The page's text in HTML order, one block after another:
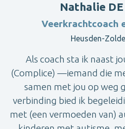
Nathalie DE
Veerkrachtcoach
Heusden-
Als coach sta ik naast
(Complice) —iemand die
samen met jou op weg
verbinding bied ik
met (een vermoeden van)